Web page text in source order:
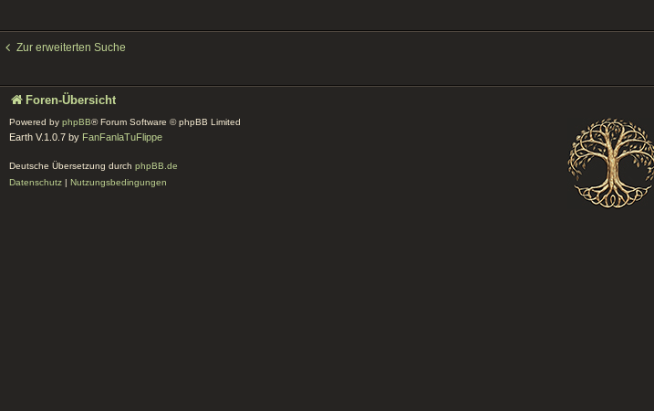
Zur erweiterten Suche
Foren-Übersicht
Powered by phpBB® Forum Software © phpBB Limited
Earth V.1.0.7 by FanFanlaTuFlippe
Deutsche Übersetzung durch phpBB.de
Datenschutz | Nutzungsbedingungen